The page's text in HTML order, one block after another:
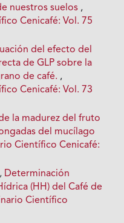
nuestros suelos ,
Cenicafé: Vol. 75
del efecto del
de GLP sobre la
de café. ,
Cenicafé: Vol. 73
la madurez del fruto
del mucílago
Científico Cenicafé:
Determinación
(HH) del Café de
Científico